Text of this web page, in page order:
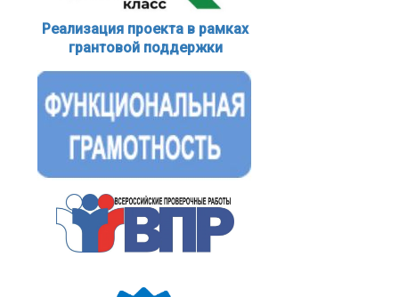
Реализация проекта в рамках
грантовой поддержки